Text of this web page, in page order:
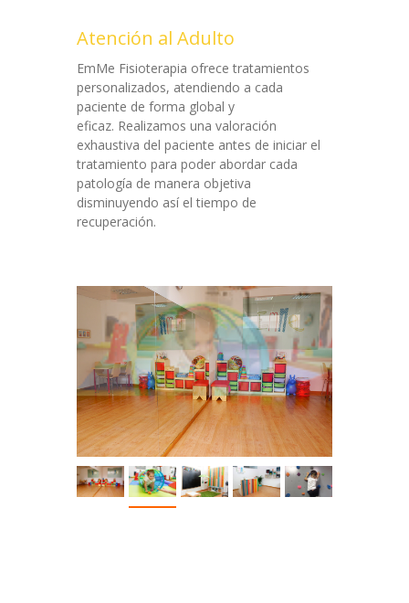
Atención al Adulto
EmMe Fisioterapia ofrece tratamientos
personalizados, atendiendo a cada
paciente de forma global y
eficaz. Realizamos una valoración
exhaustiva del paciente antes de iniciar el
tratamiento para poder abordar cada
patología de manera objetiva
disminuyendo así el tiempo de
recuperación.